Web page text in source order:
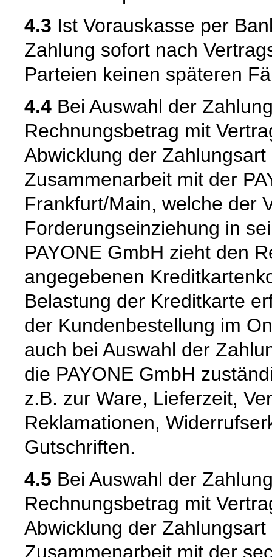
4.3 Ist Vorauskasse per
Zahlung sofort nach
Parteien keinen späteren
4.4 Bei Auswahl der
Rechnungsbetrag mit
Abwicklung der
Zusammenarbeit mit der
Frankfurt/Main, welche der
Forderungseinziehung in
PAYONE GmbH zieht den
angegebenen
Belastung der Kreditkarte
der Kundenbestellung im
auch bei Auswahl der
die PAYONE GmbH
z.B. zur Ware, Lieferzeit,
Reklamationen,
Gutschriften.
4.5 Bei Auswahl der
Rechnungsbetrag mit
Abwicklung der
Zusammenarbeit mit der